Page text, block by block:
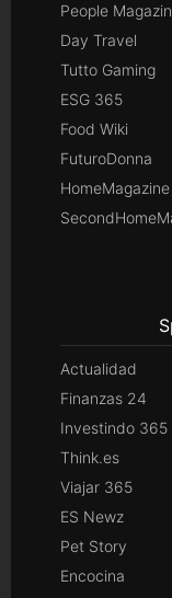
People
Day Travel
Tutto Gaming
ESG 365
Food Wiki
FuturoDonna
HomeMagazine
Actualidad
Finanzas 24
Investindo 365
Think.es
Viajar 365
ES Newz
Pet Story
Encocina